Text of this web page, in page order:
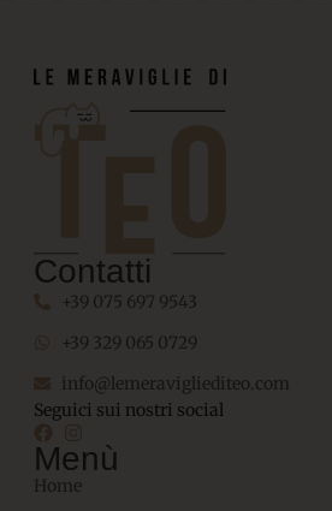
Contatti
+39 075 697 9543
+39 329 065 0729
info@lemeravigliediteo.com
Seguici sui nostri social
Menù
Home